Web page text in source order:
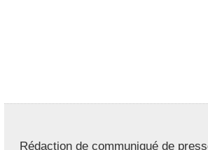
Rédaction de communiqué de